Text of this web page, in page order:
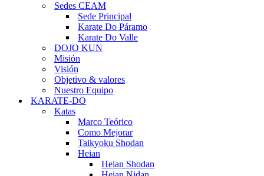
Sedes CEAM
Sede Principal
Karate Do Páramo
Karate Do Valle
DOJO KUN
Misión
Visión
Objetivo & valores
Nuestro Equipo
KARATE-DO
Katas
Marco Teórico
Como Mejorar
Taikyoku Shodan
Heian
Heian Shodan